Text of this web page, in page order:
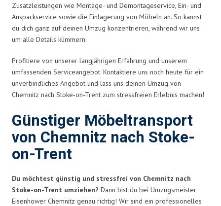
Zusatzleistungen wie Montage- und Demontageservice, Ein- und
Auspackservice sowie die Einlagerung von Möbeln an. So kannst
du dich ganz auf deinen Umzug konzentrieren, während wir uns
um alle Details kümmern.
Profitiere von unserer langjährigen Erfahrung und unserem
umfassenden Serviceangebot. Kontaktiere uns noch heute für ein
unverbindliches Angebot und lass uns deinen Umzug von
Chemnitz nach Stoke-on-Trent zum stressfreien Erlebnis machen!
Günstiger Möbeltransport
von Chemnitz nach Stoke-
on-Trent
Du möchtest günstig und stressfrei von Chemnitz nach
Stoke-on-Trent umziehen? Dann bist du bei Umzugsmeister
Eisenhower Chemnitz genau richtig! Wir sind ein professionelles